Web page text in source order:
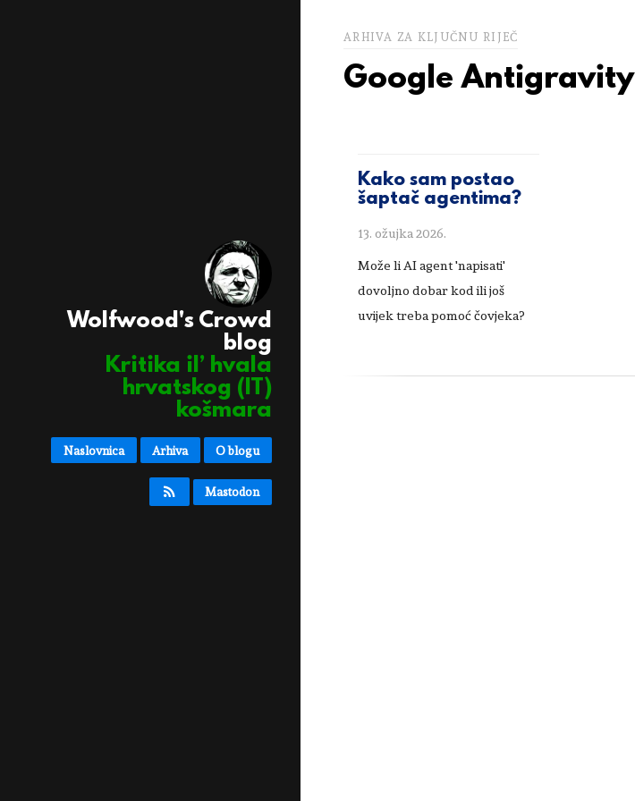
Wolfwood's Crowd
blog
Kritika il’ hvala
hrvatskog (IT)
košmara
Naslovnica Arhiva O blogu
Mastodon
ARHIVA ZA KLJUČNU RIJEČ
Google Antigravity
Kako sam postao
šaptač agentima?
13. ožujka 2026.
Može li AI agent 'napisati'
dovoljno dobar kod ili još
uvijek treba pomoć čovjeka?